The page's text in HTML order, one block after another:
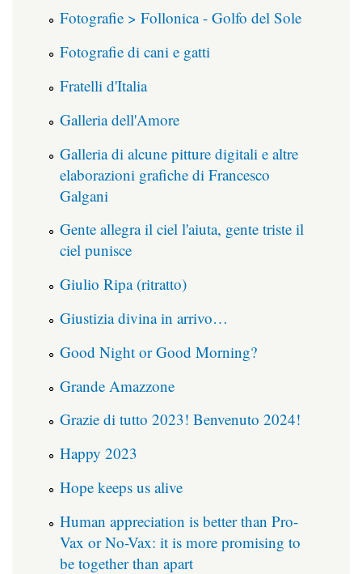
Fotografie > Follonica - Golfo del Sole
Fotografie di cani e gatti
Fratelli d'Italia
Galleria dell'Amore
Galleria di alcune pitture digitali e altre
elaborazioni grafiche di Francesco
Galgani
Gente allegra il ciel l'aiuta, gente triste il
ciel punisce
Giulio Ripa (ritratto)
Giustizia divina in arrivo…
Good Night or Good Morning?
Grande Amazzone
Grazie di tutto 2023! Benvenuto 2024!
Happy 2023
Hope keeps us alive
Human appreciation is better than Pro-
Vax or No-Vax: it is more promising to
be together than apart